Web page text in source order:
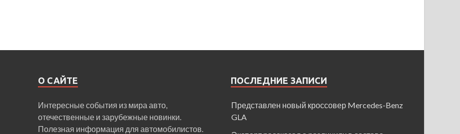
О САЙТЕ
Интересные события из мира авто,
отечественные и зарубежные новинки.
Полезная информация для автомобилистов.
ПОСЛЕДНИЕ ЗАПИСИ
Представлен новый кроссовер Mercedes-Benz
GLA